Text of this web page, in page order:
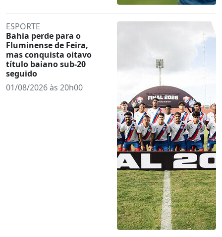
ESPORTE
Bahia perde para o
Fluminense de Feira,
mas conquista oitavo
título baiano sub-20
seguido
01/08/2026 às 20h00